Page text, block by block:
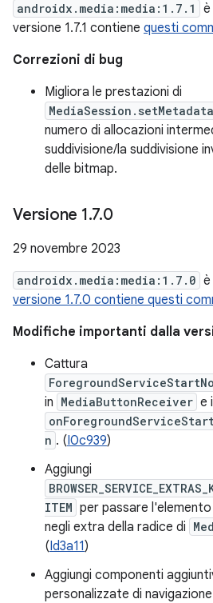
androidx.media:media:1.7.1
versione 1.7.1 contiene questi
Correzioni di bug
Migliora le prestazioni di
numero di allocazioni
suddivisione/la suddivisione
delle bitmap.
Versione 1.7.0
29 novembre 2023
androidx.media:media:1.7.0
versione 1.7.0 contiene questi
Modifiche importanti dalla
Cattura
in MediaButtonReceiver e
n . (I0c939)
Aggiungi
ITEM per passare
negli extra della radice di
(Id3a11)
Aggiungi componenti
personalizzate di